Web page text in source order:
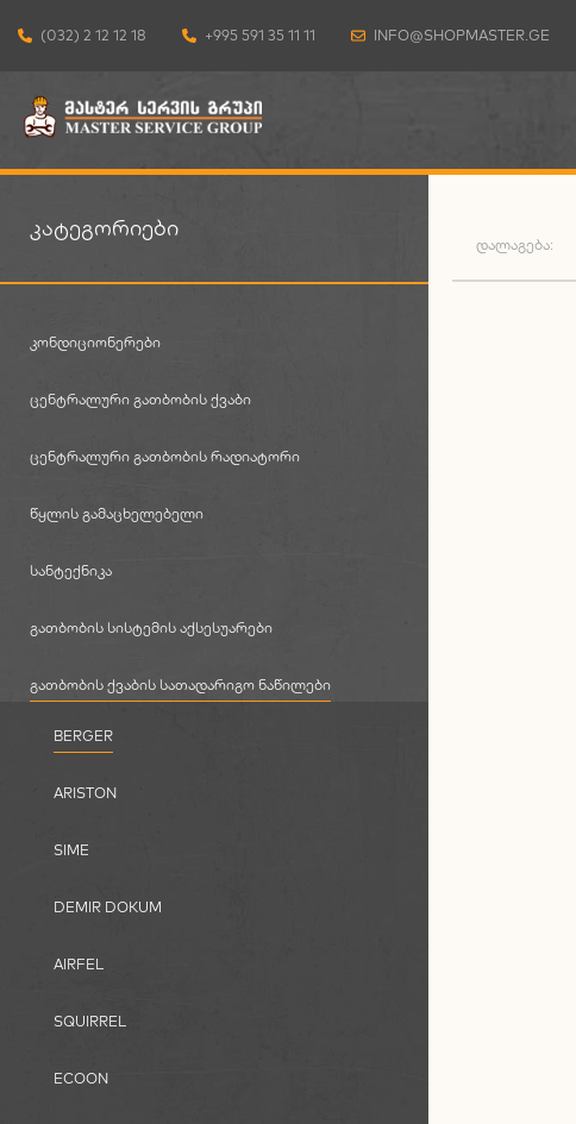
(032) 2 12 12 18 +995 591 35 11 11 INFO@SHOPMASTER.GE
ᲙᲐᲢᲔᲒᲝᲠᲘᲔᲑᲘ
ᲙᲝᲜᲓᲘᲪᲘᲝᲜᲔᲠᲔᲑᲘ
ᲪᲔᲜᲢᲠᲐᲚᲣᲠᲘ ᲒᲐᲗᲑᲝᲑᲘᲡ ᲥᲕᲐᲑᲘ
ᲪᲔᲜᲢᲠᲐᲚᲣᲠᲘ ᲒᲐᲗᲑᲝᲑᲘᲡ ᲠᲐᲓᲘᲐᲢᲝᲠᲘ
ᲬᲧᲚᲘᲡ ᲒᲐᲛᲐᲪᲮᲔᲚᲔᲑᲔᲚᲘ
ᲡᲐᲜᲢᲔᲥᲜᲘᲙᲐ
ᲒᲐᲗᲑᲝᲑᲘᲡ ᲡᲘᲡᲢᲔᲛᲘᲡ ᲐᲥᲡᲔᲡᲣᲐᲠᲔᲑᲘ
ᲒᲐᲗᲑᲝᲑᲘᲡ ᲥᲕᲐᲑᲘᲡ ᲡᲐᲗᲐᲓᲐᲠᲘᲒᲝ ᲜᲐᲬᲘᲚᲔᲑᲘ
BERGER
ARISTON
SIME
DEMIR DOKUM
AIRFEL
SQUIRREL
ECOON
ᲓᲐᲚᲐᲒᲔᲑᲐ: